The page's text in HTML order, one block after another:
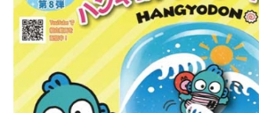
入荷スケジュールをチェック
カプセルトイマシン本体